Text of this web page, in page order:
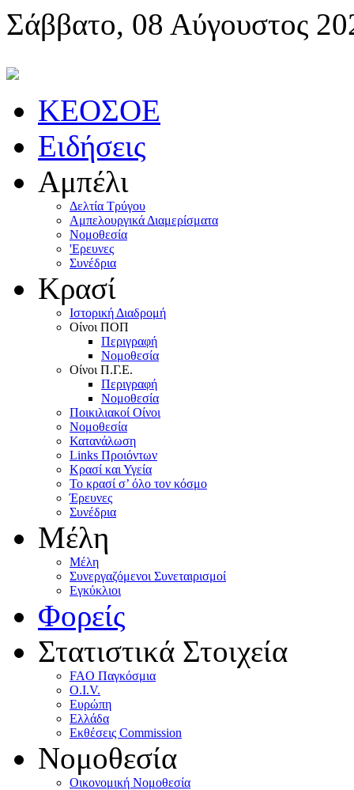
Σάββατο, 08 Αύγουστος
KEOΣOE
Ειδήσεις
Αμπέλι
Δελτία Τρύγου
Αμπελουργικά Διαμερίσματα
Nομοθεσία
'Eρευνες
Συνέδρια
Κρασί
Iστορική Διαδρομή
Oίνοι ΠOΠ
Περιγραφή
Nομοθεσία
Oίνοι Π.Γ.E.
Περιγραφή
Νομοθεσία
Ποικιλιακοί Oίνοι
Nομοθεσία
Κατανάλωση
Links Προιόντων
Κρασί και Υγεία
To κρασί σ’ όλο τον κόσμο
Έρευνες
Συνέδρια
Μέλη
Mέλη
Συνεργαζόμενοι Συνεταιρισμοί
Εγκύκλιοι
Φορείς
Στατιστικά Στοιχεία
FAO Παγκόσμια
O.I.V.
Ευρώπη
Ελλάδα
Eκθέσεις Commission
Νομοθεσία
Οικονομική Νομοθεσία